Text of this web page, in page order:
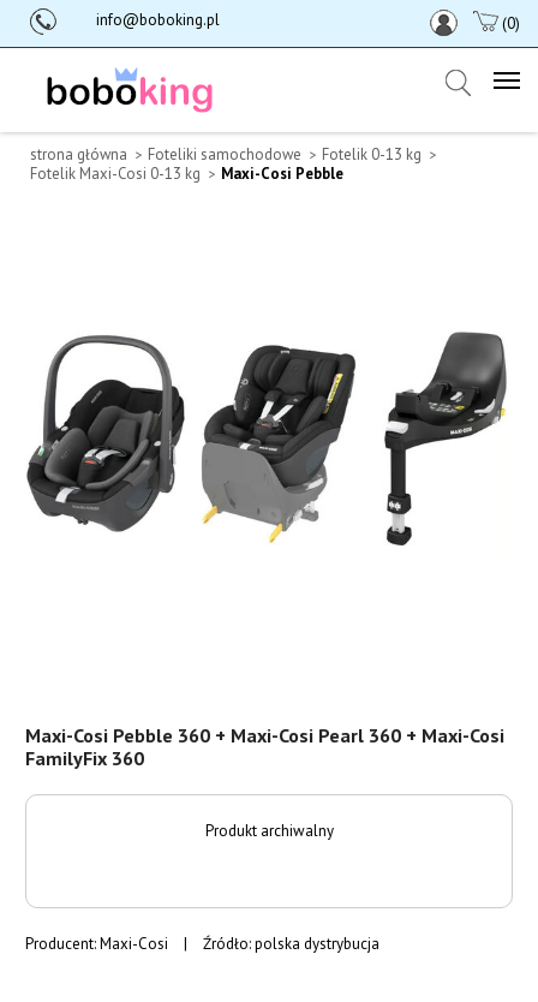
info@boboking.pl (0)
strona główna Foteliki samochodowe
Fotelik 0-13 kg
Fotelik Maxi-Cosi 0-13 kg
Maxi-Cosi Pebble
Maxi-Cosi Pebble 360 + Maxi-Cosi Pearl 360 + Maxi-Cosi
FamilyFix 360
Producent:Maxi-Cosi | Źródło: polska dystrybucja
Produkt archiwalny